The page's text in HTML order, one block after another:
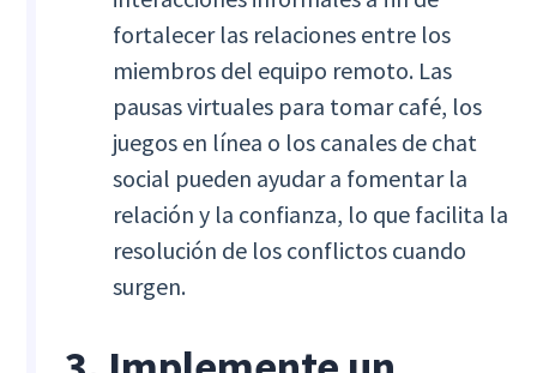
fortalecer las relaciones entre los
miembros del equipo remoto. Las
pausas virtuales para tomar café, los
juegos en línea o los canales de chat
social pueden ayudar a fomentar la
relación y la confianza, lo que facilita la
resolución de los conflictos cuando
surgen.